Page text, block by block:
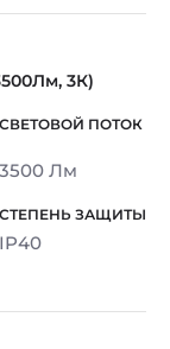
3К)
3500 Лм
IP40